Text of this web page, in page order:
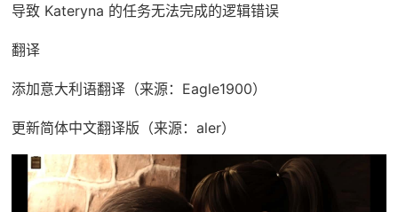
导致 Kateryna 的任务无法完成的逻辑错误
翻译
添加意大利语翻译（来源：Eagle1900）
更新简体中文翻译版（来源：aler）